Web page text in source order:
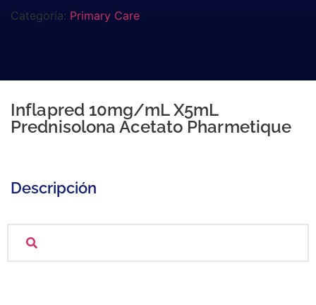
Categoría: Primary Care
Inflapred 10mg/mL X5mL
Prednisolona Acetato Pharmetique
Descripción